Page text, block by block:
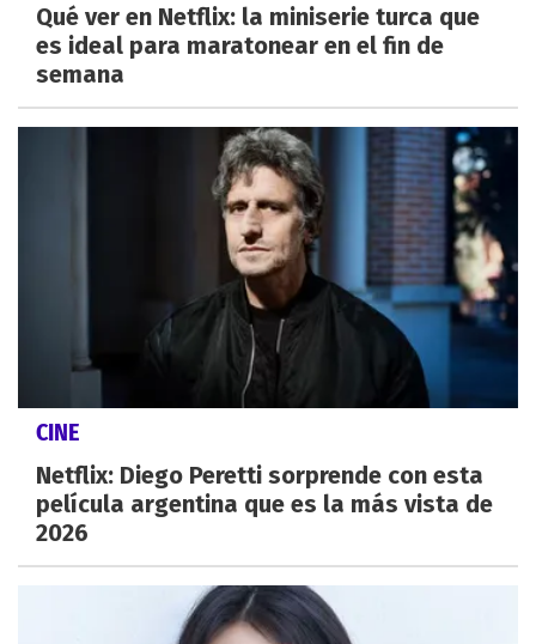
Qué ver en Netflix: la miniserie turca que
es ideal para maratonear en el fin de
semana
CINE
Netflix: Diego Peretti sorprende con esta
película argentina que es la más vista de
2026